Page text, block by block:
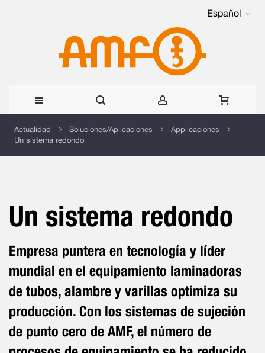
Español
Actualidad Soluciones/Aplicaciones
Applicaciones
Un sistema redondo
Un sistema redondo
Empresa puntera en tecnología y líder
mundial en el equipamiento laminadoras
de tubos, alambre y varillas optimiza su
producción. Con los sistemas de sujeción
de punto cero de AMF, el número de